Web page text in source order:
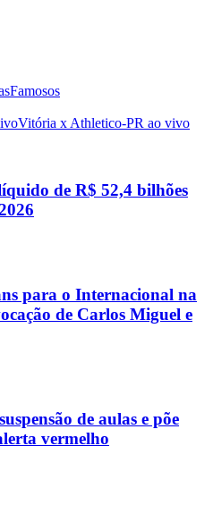
Famosos
Vitória x Athletico-PR ao vivo
de R$ 52,4 bilhões
para o Internacional na
de Carlos Miguel e
de aulas e põe
vermelho